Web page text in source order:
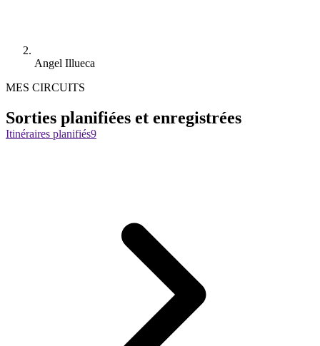
Angel Illueca
MES CIRCUITS
Sorties planifiées et enregistrées
Itinéraires planifiés9